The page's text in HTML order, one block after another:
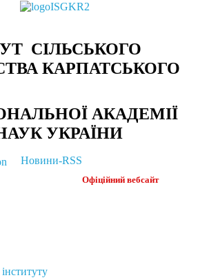
СІЛЬСЬКОГО
КАРПАТСЬКОГО
АКАДЕМІЇ
УКРАЇНИ
Новини-RSS
Офіційний вебсайт